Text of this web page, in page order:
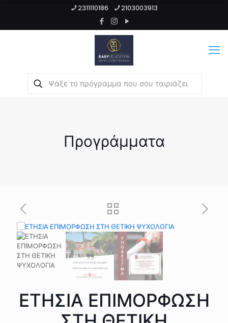
2311110186 2103003913
Προγράμματα
ΕΤΗΣΙΑ ΕΠΙΜΟΡΦΩΣΗ